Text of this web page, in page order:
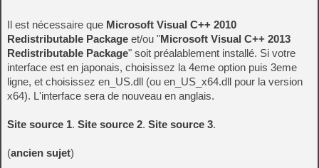
Il est nécessaire que Microsoft Visual C++ 2010
Redistributable Package et/ou "Microsoft Visual C++ 2013
Redistributable Package" soit préalablement installé. Si votre
interface est en japonais, choisissez la 4eme option puis 3eme
ligne, et choisissez en_US.dll (ou en_US_x64.dll pour la version
x64). L'interface sera de nouveau en anglais.
Site source 1. Site source 2. Site source 3.
(ancien sujet)